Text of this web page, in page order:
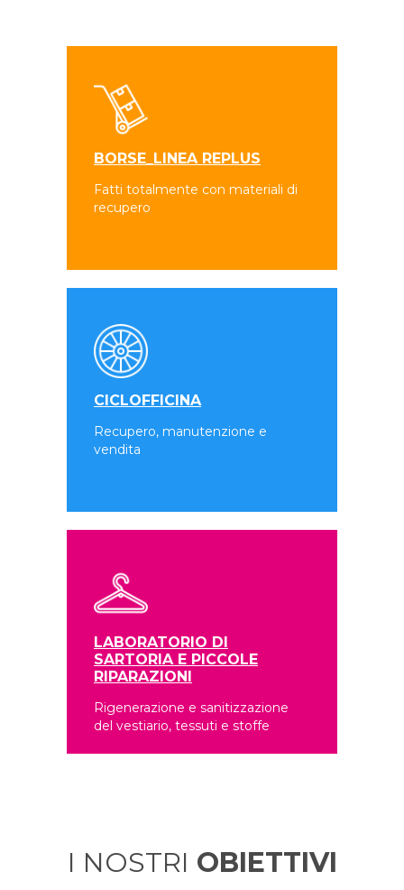
BORSE_LINEA REPLUS
Fatti totalmente con materiali di
recupero
CICLOFFICINA
Recupero, manutenzione e
vendita
LABORATORIO DI
SARTORIA E PICCOLE
RIPARAZIONI
Rigenerazione e sanitizzazione
del vestiario, tessuti e stoffe
I NOSTRI OBIETTIVI